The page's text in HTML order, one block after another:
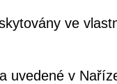
ve
uvedené v